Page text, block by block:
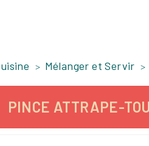
Mélanger et Servir
PINCE ATTRAPE-